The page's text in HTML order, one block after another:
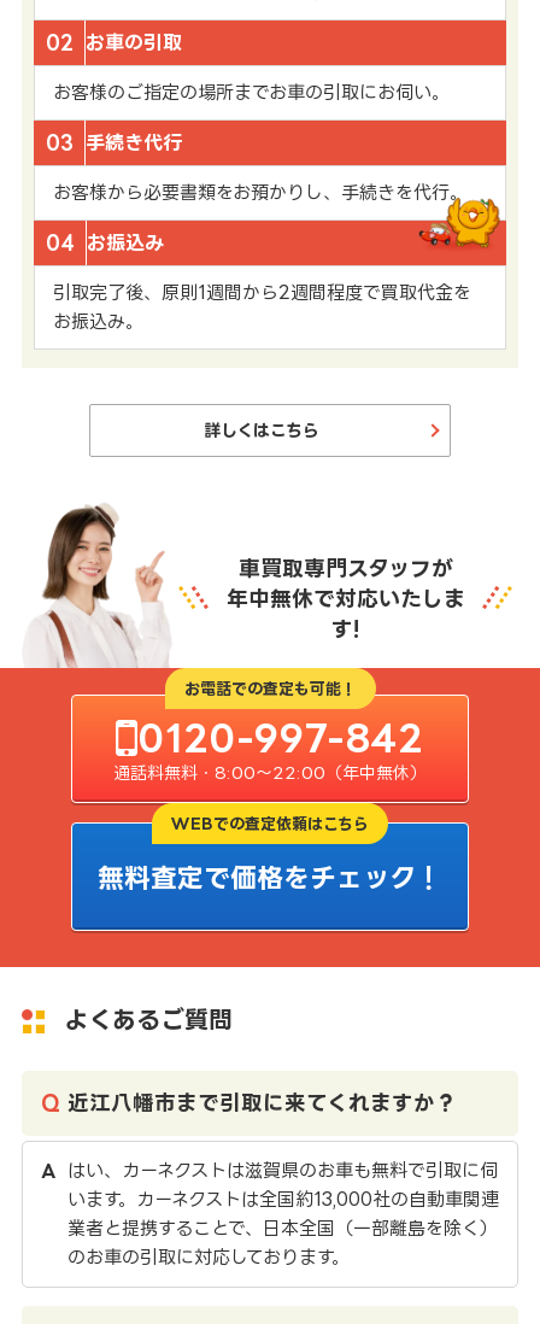
02 お車の引取
お客様のご指定の場所までお車の引取にお伺い。
03 手続き代行
お客様から必要書類をお預かりし、手続きを代行。
04 お振込み
引取完了後、原則1週間から2週間程度で買取代金を
お振込み。
詳しくはこちら
車買取専門スタッフが
年中無休で対応いたしま
す!
お電話での査定も可能！
0120-997-842
通話料無料・8:00〜22:00（年中無休）
WEBでの査定依頼はこちら
無料査定で価格をチェック！
よくあるご質問
近江八幡市まで引取に来てくれますか？
はい、カーネクストは滋賀県のお車も無料で引取に伺
います。カーネクストは全国約13,000社の自動車関連
業者と提携することで、日本全国（一部離島を除く）
のお車の引取に対応しております。